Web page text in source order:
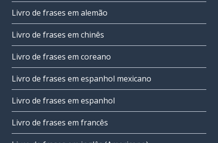
Livro de frases em alemão
Livro de frases em chinês
Livro de frases em coreano
Livro de frases em espanhol mexicano
Livro de frases em espanhol
Livro de frases em francês